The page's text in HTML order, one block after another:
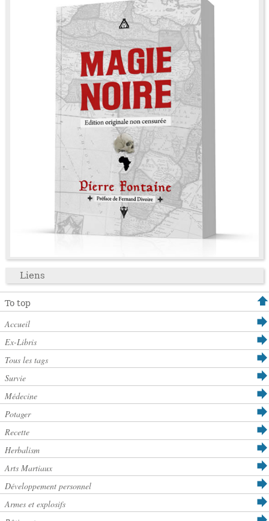
Liens
To top
Accueil
Ex-Libris
Tous les tags
Survie
Médecine
Potager
Recette
Herbalism
Arts Martiaux
Développement personnel
Armes et explosifs